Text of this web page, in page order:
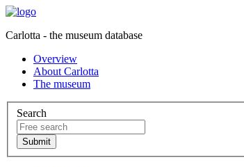
Carlotta - the museum database
Overview
About Carlotta
The museum
Search